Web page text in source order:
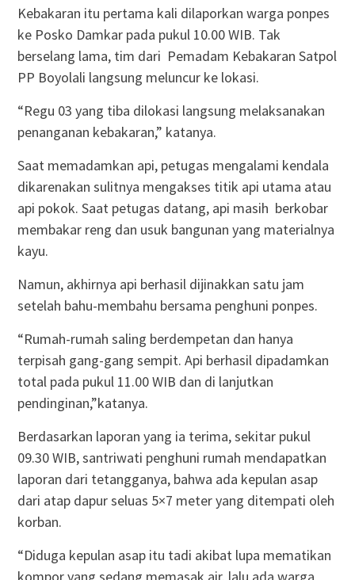
Kebakaran itu pertama kali dilaporkan warga ponpes
ke Posko Damkar pada pukul 10.00 WIB. Tak
berselang lama, tim dari Pemadam Kebakaran Satpol
PP Boyolali langsung meluncur ke lokasi.
“Regu 03 yang tiba dilokasi langsung melaksanakan
penanganan kebakaran,” katanya.
Saat memadamkan api, petugas mengalami kendala
dikarenakan sulitnya mengakses titik api utama atau
api pokok. Saat petugas datang, api masih berkobar
membakar reng dan usuk bangunan yang materialnya
kayu.
Namun, akhirnya api berhasil dijinakkan satu jam
setelah bahu-membahu bersama penghuni ponpes.
“Rumah-rumah saling berdempetan dan hanya
terpisah gang-gang sempit. Api berhasil dipadamkan
total pada pukul 11.00 WIB dan di lanjutkan
pendinginan,”katanya.
Berdasarkan laporan yang ia terima, sekitar pukul
09.30 WIB, santriwati penghuni rumah mendapatkan
laporan dari tetangganya, bahwa ada kepulan asap
dari atap dapur seluas 5×7 meter yang ditempati oleh
korban.
“Diduga kepulan asap itu tadi akibat lupa mematikan
kompor yang sedang memasak air. lalu ada warga